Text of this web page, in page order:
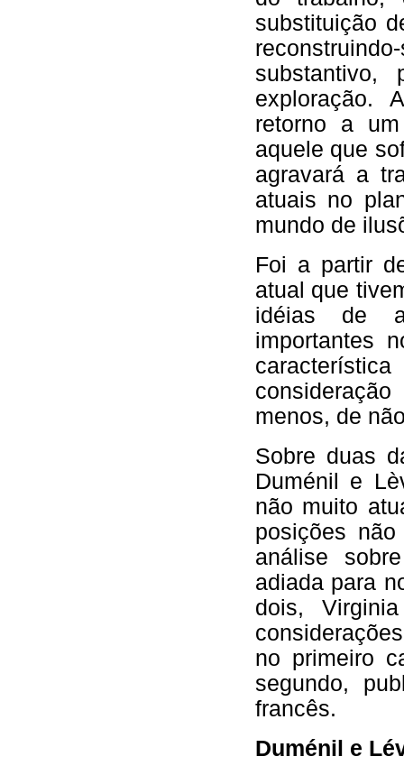
substituição
substantivo,
exploração.
retorno a
aquele que
agravará a
atuais no
mundo de
Foi a partir
atual que
idéias de
importantes
menos, de
Sobre duas
Duménil e
não muito
posições
análise
adiada para
dois,
no primeiro
segundo,
francês.
Duménil e